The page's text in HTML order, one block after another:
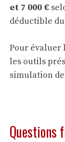
et 7 000 €
déductible
Pour évaluer
les outils
simulation
Questions